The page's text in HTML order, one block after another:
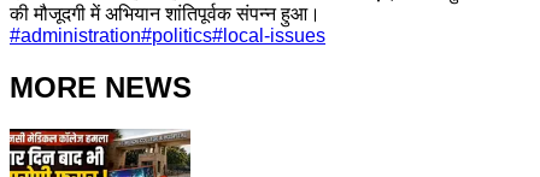
की मौजूदगी में अभियान शांतिपूर्वक संपन्न हुआ।
#administration#politics# local-issues
MORE NEWS